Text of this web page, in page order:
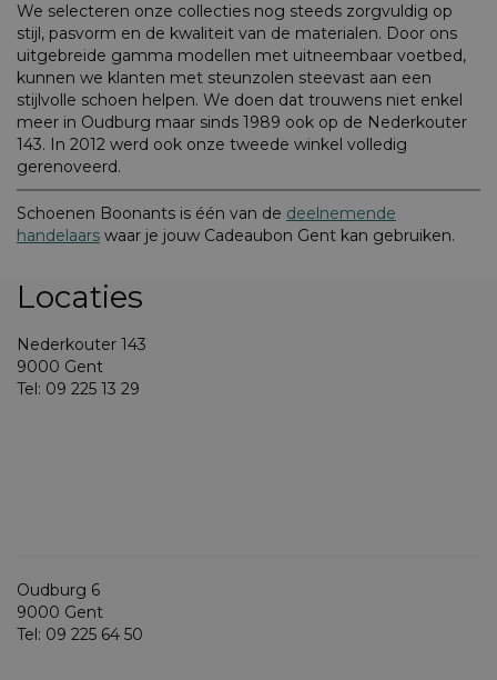
We selecteren onze collecties nog steeds zorgvuldig op
stijl, pasvorm en de kwaliteit van de materialen. Door ons
uitgebreide gamma modellen met uitneembaar voetbed,
kunnen we klanten met steunzolen steevast aan een
stijlvolle schoen helpen. We doen dat trouwens niet enkel
meer in Oudburg maar sinds 1989 ook op de Nederkouter
143. In 2012 werd ook onze tweede winkel volledig
gerenoveerd.
Schoenen Boonants is één van de deelnemende
handelaars waar je jouw Cadeaubon Gent kan gebruiken.
Locaties
Nederkouter 143
9000 Gent
Tel: 09 225 13 29
Oudburg 6
9000 Gent
Tel: 09 225 64 50